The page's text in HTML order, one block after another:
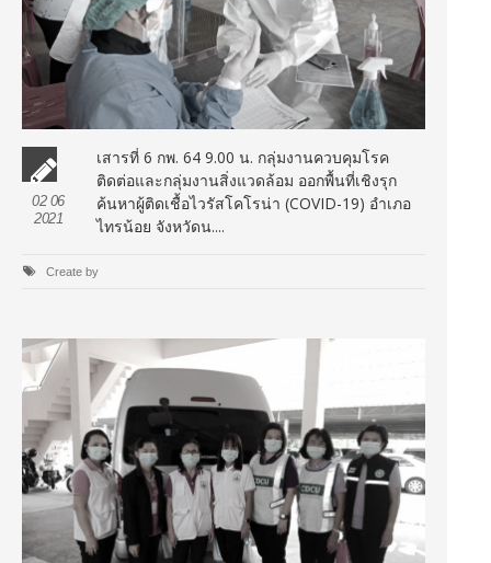
02 06
2021
เสารที่ 6 กพ. 64 9.00 น. กลุ่มงานควบคุมโรค
ติดต่อและกลุ่มงานสิ่งแวดล้อม ออกพื้นที่เชิงรุก
ค้นหาผู้ติดเชื้อไวรัสโคโรน่า (COVID-19) อำเภอ
ไทรน้อย จังหวัดน....
Create by